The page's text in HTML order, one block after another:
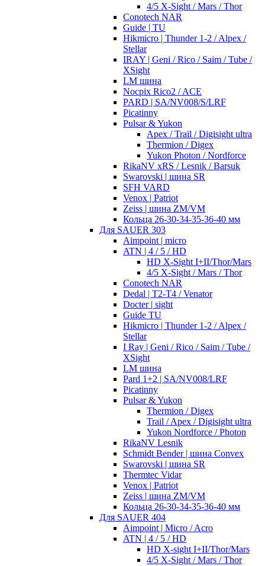
4/5 X-Sight / Mars / Thor
Conotech NAR
Guide | TU
Hikmicro | Thunder 1-2 / Alpex /
Stellar
IRAY | Geni / Rico / Saim / Tube /
XSight
LM шина
Nocpix Rico2 / ACE
PARD | SA/NV008/S/LRF
Picatinny
Pulsar & Yukon
Apex / Trail / Digisight ultra
Thermion / Digex
Yukon Photon / Nordforce
RikaNV xRS / Lesnik / Barsuk
Swarovski | шина SR
SFH VARD
Venox | Patriot
Zeiss | шина ZM/VM
Кольца 26-30-34-35-36-40 мм
Для SAUER 303
Aimpoint | micro
ATN | 4 / 5 / HD
HD X-Sight I+II/Thor/Mars
4/5 X-Sight / Mars / Thor
Conotech NAR
Dedal | T2-T4 / Venator
Docter | sight
Guide TU
Hikmicro | Thunder 1-2 / Alpex /
Stellar
I Ray | Geni / Rico / Saim / Tube /
XSight
LM шина
Pard 1+2 | SA/NV008/LRF
Picatinny
Pulsar & Yukon
Thermion / Digex
Trail / Apex / Digisight ultra
Yukon Nordforce / Photon
RikaNV Lesnik
Schmidt Bender | шина Convex
Swarovski | шина SR
Thermtec Vidar
Venox | Patriot
Zeiss | шина ZM/VM
Кольца 26-30-34-35-36-40 мм
Для SAUER 404
Aimpoint | Micro / Acro
ATN | 4 / 5 / HD
HD X-sight I+II/Thor/Mars
4/5 X-Sight / Mars / Thor